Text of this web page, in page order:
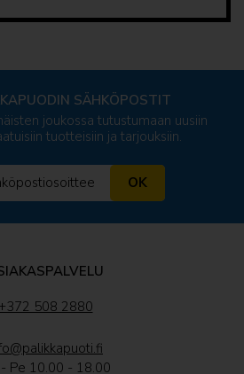
SÄHKÖPOSTIT
joukossa tutustumaan uusiin
tuotteisiin ja tarjouksiin.
OK
+372 508 2880
Pe 10.00 - 18.00